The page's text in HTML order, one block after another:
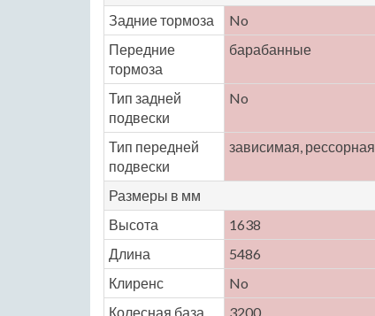
Задние тормоза
No
Передние
тормоза
барабанные
Тип задней
подвески
No
Тип передней
подвески
зависимая, рессорная
Размеры в мм
Высота
1638
Длина
5486
Клиренс
No
Колесная база
3200